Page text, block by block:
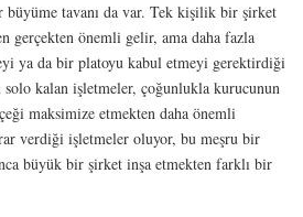
büyüme tavanı da var. Tek kişilik bir şirket
gerçekten önemli gelir, ama daha fazla
ya da bir platoyu kabul etmeyi gerektirdiği
kalan işletmeler, çoğunlukla kurucunun
maksimize etmekten daha önemli
verdiği işletmeler oluyor, bu meşru bir
büyük bir şirket inşa etmekten farklı bir